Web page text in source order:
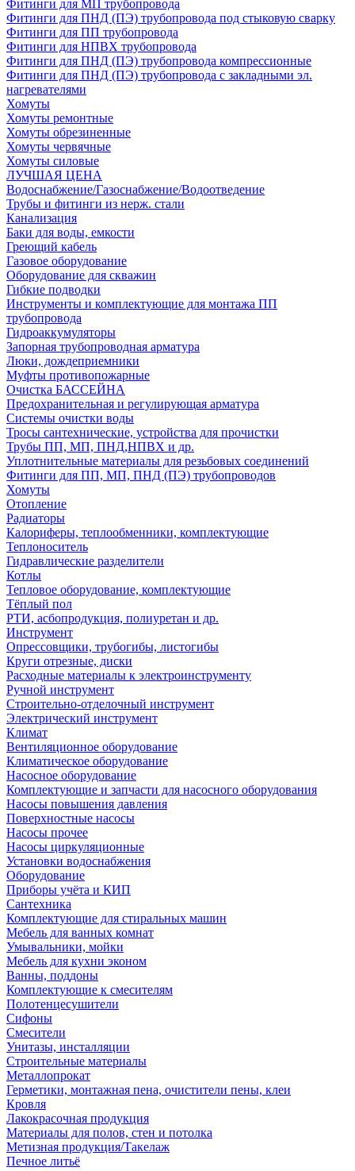
Фитинги для МП трубопровода
Фитинги для ПНД (ПЭ) трубопровода под стыковую сварку
Фитинги для ПП трубопровода
Фитинги для НПВХ трубопровода
Фитинги для ПНД (ПЭ) трубопровода компрессионные
Фитинги для ПНД (ПЭ) трубопровода с закладными эл.
нагревателями
Хомуты
Хомуты ремонтные
Хомуты обрезиненные
Хомуты червячные
Хомуты силовые
ЛУЧШАЯ ЦЕНА
Водоснабжение/Газоснабжение/Водоотведение
Трубы и фитинги из нерж. стали
Канализация
Баки для воды, емкости
Греющий кабель
Газовое оборудование
Оборудование для скважин
Гибкие подводки
Инструменты и комплектующие для монтажа ПП
трубопровода
Гидроаккумуляторы
Запорная трубопроводная арматура
Люки, дождеприемники
Муфты противопожарные
Очистка БАССЕЙНА
Предохранительная и регулирующая арматура
Системы очистки воды
Тросы сантехнические, устройства для прочистки
Трубы ПП, МП, ПНД,НПВХ и др.
Уплотнительные материалы для резьбовых соединений
Фитинги для ПП, МП, ПНД (ПЭ) трубопроводов
Хомуты
Отопление
Радиаторы
Калориферы, теплообменники, комплектующие
Теплоноситель
Гидравлические разделители
Котлы
Тепловое оборудование, комплектующие
Тёплый пол
РТИ, асбопродукция, полиуретан и др.
Инструмент
Опрессовщики, трубогибы, листогибы
Круги отрезные, диски
Расходные материалы к электроинструменту
Ручной инструмент
Строительно-отделочный инструмент
Электрический инструмент
Климат
Вентиляционное оборудование
Климатическое оборудование
Насосное оборудование
Комплектующие и запчасти для насосного оборудования
Насосы повышения давления
Поверхностные насосы
Насосы прочее
Насосы циркуляционные
Установки водоснабжения
Оборудование
Приборы учёта и КИП
Сантехника
Комплектующие для стиральных машин
Мебель для ванных комнат
Умывальники, мойки
Мебель для кухни эконом
Ванны, поддоны
Комплектующие к смесителям
Полотенцесушители
Сифоны
Смесители
Унитазы, инсталляции
Строительные материалы
Металлопрокат
Герметики, монтажная пена, очистители пены, клеи
Кровля
Лакокрасочная продукция
Материалы для полов, стен и потолка
Метизная продукция/Такелаж
Печное литьё